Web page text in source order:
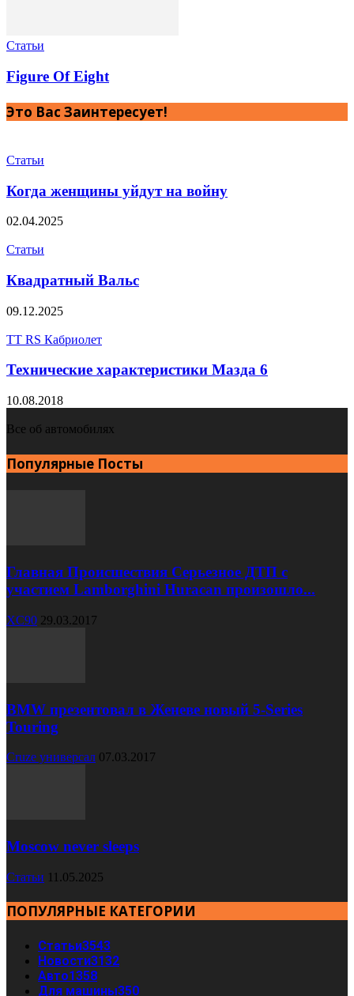
Статьи
Figure Of Eight
Это Вас Заинтересует!
Статьи
Когда женщины уйдут на войну
02.04.2025
Статьи
Квадратный Вальс
09.12.2025
TT RS Кабриолет
Технические характеристики Мазда 6
10.08.2018
Все об автомобилях
Популярные Посты
Главная Происшествия Серьезное ДТП с
участием Lamborghini Huracan произошло...
XC90 29.03.2017
BMW презентовал в Женеве новый 5-Series
Touring
Cruze универсал 07.03.2017
Moscow never sleeps
Статьи 11.05.2025
ПОПУЛЯРНЫЕ КАТЕГОРИИ
Статьи3543
Новости3132
Авто1358
Для машины350